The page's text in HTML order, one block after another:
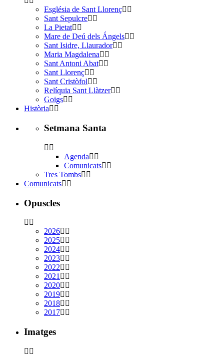
Església de Sant Llorenç
Sant Sepulcre
La Pietat
Mare de Deú dels Ángels
Sant Isidre, Llaurador
Maria Magdalena
Sant Antoni Abat
Sant Llorenç
Sant Cristòfol
Relíquia Sant Llàtzer
Goigs
Història
Setmana Santa
Agenda
Comunicats
Tres Tombs
Comunicats
Opuscles
2026
2025
2024
2023
2022
2021
2020
2019
2018
2017
Imatges